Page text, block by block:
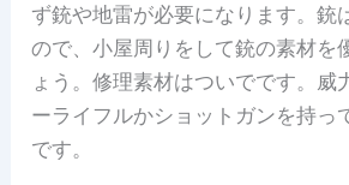
ず銃や地雷が必要になります。銃
ので、小屋周りをして銃の素材を
ょう。修理素材はついでです。威
ーライフルかショットガンを持っ
です。